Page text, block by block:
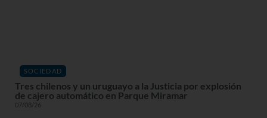
SOCIEDAD
Tres chilenos y un uruguayo a la Justicia por explosión
de cajero automático en Parque Miramar
07/08/26